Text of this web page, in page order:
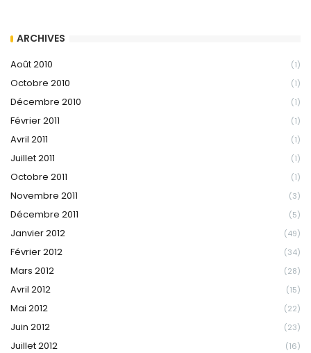
ARCHIVES
Août 2010 (1)
Octobre 2010 (1)
Décembre 2010 (1)
Février 2011 (1)
Avril 2011 (1)
Juillet 2011 (1)
Octobre 2011 (1)
Novembre 2011 (3)
Décembre 2011 (5)
Janvier 2012 (49)
Février 2012 (34)
Mars 2012 (28)
Avril 2012 (15)
Mai 2012 (22)
Juin 2012 (23)
Juillet 2012 (16)